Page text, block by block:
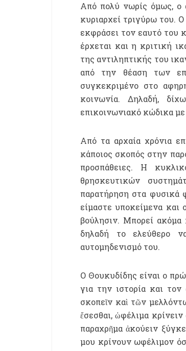
Από πολύ νωρίς όμως, ο
κυριαρχεί τριγύρω του.
εκφράσει τον εαυτό του
έρχεται και η κριτική
της αντιληπτικής του
από την θέαση των
συγκεκριμένο στο
κοινωνία. Δηλαδή,
επικοινωνιακό κώδικα
Από τα αρχαία χρόνια
κάποιος σκοπός στην
προσπάθειες. Η
θρησκευτικών
παρατήρηση στα φυσικά
είμαστε υποκείμενα και
βούλησιν. Μπορεί ακόμα
δηλαδή το ελεύθερο
αυτομηδενισμό του.
Ο Θουκυδίδης είναι ο
για την ιστορία και
σκοπεῖν καὶ τῶν
ἔσεσθαι, ὠφέλιμα
παραχρῆμα ἀκούειν
μου κρίνουν ωφέλιμον